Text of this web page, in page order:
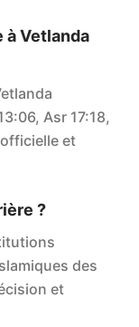
à Vetlanda
Asr 17:18,
et
?
des
et